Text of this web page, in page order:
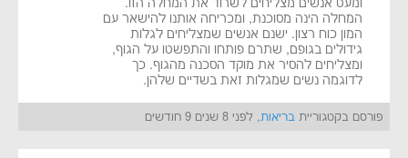
ומעט אנשים מצליחים לשרוד את המחלה הזו.
המחלה הינה מסוכנת, ומכריחה אותנו להישאר עם
המון כוח רצון. ישנם אנשים שמצליחים לגלות
גידולים בגופם, שתרם פותחו והתפשטו על הגוף,
ומצליחים להסיר את מוקד הסכנה מהגוף. כך
לדוגמה נשים שמגלות זאת בשדיים שלהן.
פורסם בקטגוריית בריאות, לפני 8 שנים 9 חודשים